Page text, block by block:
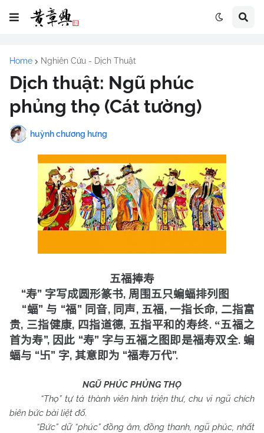
Home Nghiên Cứu - Dịch Thuật
Dịch thuật: Ngũ phúc
phủng thọ (Cát tường)
huỳnh chương hưng
五福捧寿
“寿” 字写成圆形篆书, 周围五只蝙蝠排列图
“蝠” 与 “福” 同音, 同声, 五福, 一指长命, 二指富
贵, 三指健康, 四指道德, 五指平和的寿终. “五福之
首为寿”, 因此 “寿” 字与五福之图即是福寿双全.蝙
蝠与 “卐” 字, 其意即为 “福寿万代”.
NGŨ PHÚC PHỦNG THỌ
“Thọ” tự tả thành viên hình triện thư, chu vi ngũ chích
biên bức bài liệt đố.
“Bức” dữ “phúc” đồng âm, đồng thanh, ngũ phúc, nhất